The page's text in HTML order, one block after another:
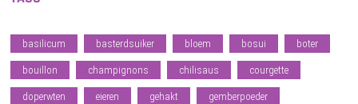
basilicum basterdsuiker bloem bosui boter
bouillon champignons chilisaus courgette
doperwten eieren gehakt gemberpoeder